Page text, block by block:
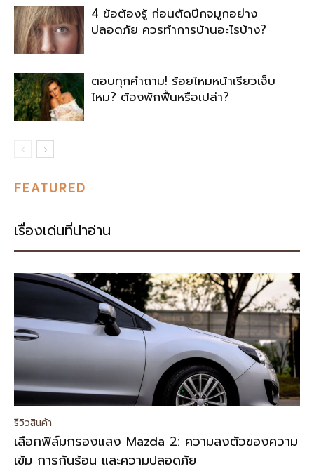
4 ข้อต้องรู้ ก่อนตัดปีกจมูกอย่าง
ปลอดภัย ควรทำการบ้านอะไรบ้าง?
ตอบทุกคำถาม! ร้อยไหมหน้าเรียวเจ็บ
ไหม? ต้องพักฟื้นหรือเปล่า?
FEATURED
เรื่องเด่นที่น่าอ่าน
รีวิวสินค้า
เลือกฟิล์มกรองแสง Mazda 2: ความลงตัวของความ
เข้ม การกันร้อน และความปลอดภัย